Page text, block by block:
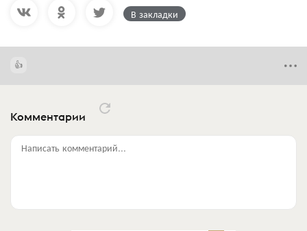
В закладки
Комментарии
Написать комментарий...